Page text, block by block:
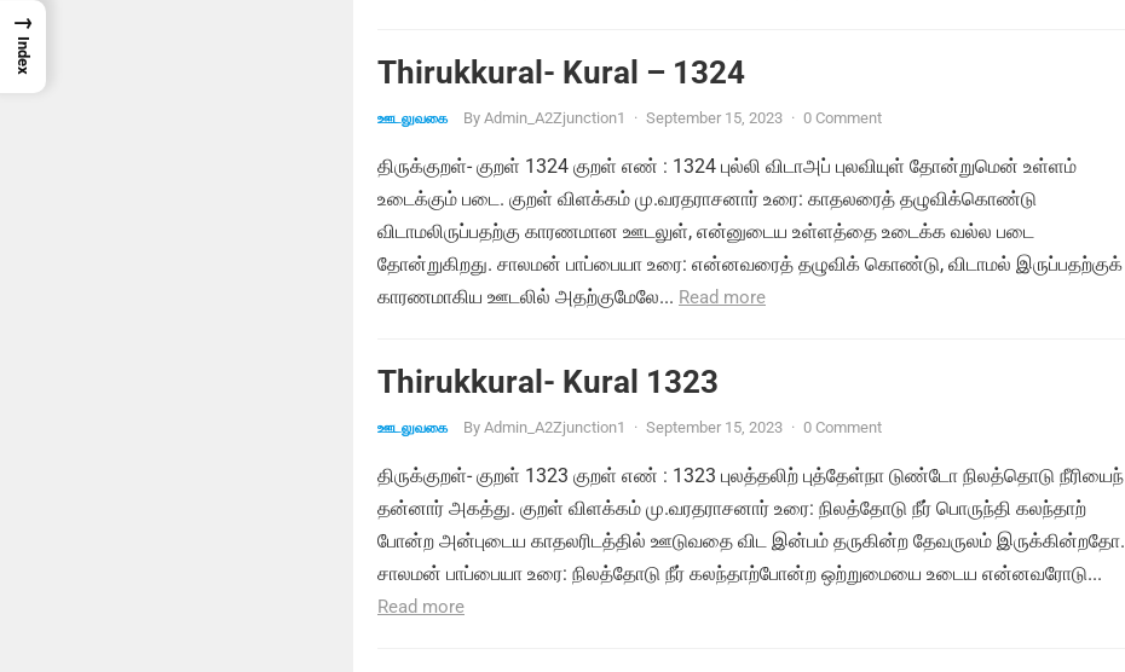
Thirukkural- Kural – 1324
ஊடலுவகை By Admin_A2Zjunction1 · September 15, 2023 · 0 Comment
திருக்குறள்- குறள் 1324 குறள் எண் : 1324 புல்லி விடாஅப் புலவியுள் தோன்றுமென் உள்ளம்
உடைக்கும் படை. குறள் விளக்கம் மு.வரதராசனார் உரை: காதலரைத் தழுவிக்கொண்டு
விடாமலிருப்பதற்கு காரணமான ஊடலுள், என்னுடைய உள்ளத்தை உடைக்க வல்ல படை
தோன்றுகிறது. சாலமன் பாப்பையா உரை: என்னவரைத் தழுவிக் கொண்டு, விடாமல் இருப்பதற்குக்
காரணமாகிய ஊடலில் அதற்குமேலே... Read more
Thirukkural- Kural 1323
ஊடலுவகை By Admin_A2Zjunction1 · September 15, 2023 · 0 Comment
திருக்குறள்- குறள் 1323 குறள் எண் : 1323 புலத்தலிற் புத்தேள்நா டுண்டோ நிலத்தொடு நீரியைந்
தன்னார் அகத்து. குறள் விளக்கம் மு.வரதராசனார் உரை: நிலத்தோடு நீர் பொருந்தி கலந்தாற்
போன்ற அன்புடைய காதலரிடத்தில் ஊடுவதை விட இன்பம் தருகின்ற தேவருலம் இருக்கின்றதோ.
சாலமன் பாப்பையா உரை: நிலத்தோடு நீர் கலந்தாற்போன்ற ஒற்றுமையை உடைய என்னவரோடு...
Read more
→
Index